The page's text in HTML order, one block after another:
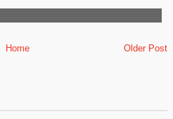
Older Post
Home